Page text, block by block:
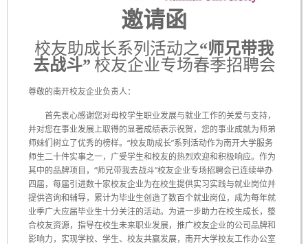
邀请函
校友助成长系列活动之“师兄带我
去战斗” 校友企业专场春季招聘会
尊敬的南开校友企业负责人：
首先衷心感谢您对母校学生职业发展与就业工作的关爱与支持，
并对您在事业发展上取得的显著成绩表示祝贺，您的事业成就为师弟
师妹们树立了优秀的榜样。“校友助成长”系列活动作为南开大学服务
师生二十件实事之一，广受学生和校友的热烈欢迎和积极响应。作为
其中的品牌项目，“师兄带我去战斗”校友企业专场招聘会已连续举办
四届，每届引进数十家校友企业为在校生提供实习实践与就业岗位并
提供咨询和辅导，累计为毕业生创造了数百个就业岗位，成为每年就
业季广大应届毕业生十分关注的活动。为进一步助力在校生成长，整
合校友资源，指导在校生未来职业发展，推广校友企业的公司品牌和
影响力，实现学校、学生、校友共赢发展，南开大学校友工作办公室